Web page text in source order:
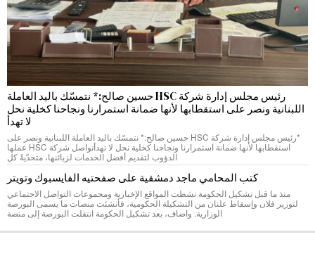
رئيس مجلس إدارة شركة HSC حسين صالح:* نتمسّك باليد العاملة
اللبنانية ونصر على استقطابها لأنها ضمانة استمرارنا ونجاحنا كخلية نحل
لا تهدأ
*رئيس مجلس إدارة شركة HSC حسين صالح:* نتمسّك باليد العاملة اللبنانية ونصر على
استقطابها لأنها ضمانة استمرارنا ونجاحنا كخلية نحل لا تهدأتواصل شركة HSC عملها
الدؤوب لتقديم أفضل الخدمات لزبائنها، متحدّيةً كل
كتب المحامي ماجد دمشقية على صفحتيه الفايسبوك وتويتر
منذ ما قبل تشكيل الحكومة نشطت المواقع الإخبارية ومجموعات التواصل الاجتماعي
لتوزير فلان وإسقاط علتان من التشكيلة الحكومية، فأنشئت منصات ما يسمى البورصة
الوزارية. واضاف، بعد تشكيل الحكومة انتقلت البورصة إلى منصة